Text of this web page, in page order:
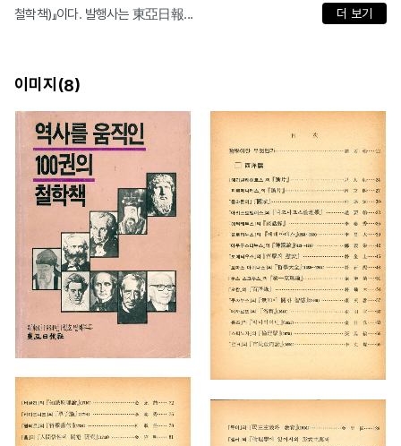
철학책)』이다. 발행사는 東亞日報...
더 보기
이미지(8)